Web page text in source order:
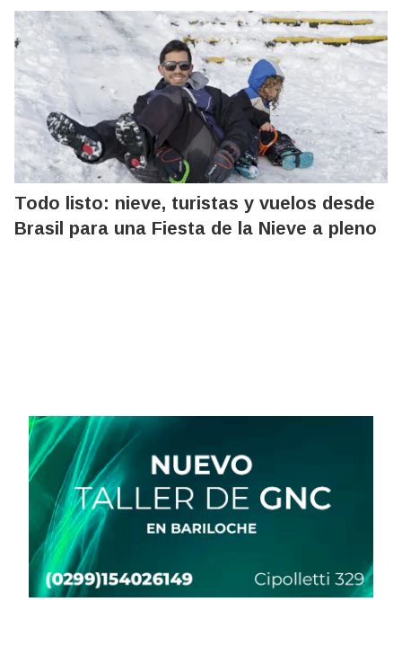
Todo listo: nieve, turistas y vuelos desde
Brasil para una Fiesta de la Nieve a pleno